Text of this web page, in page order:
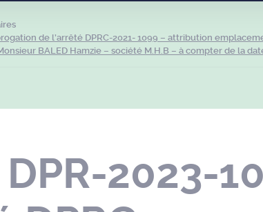
de l’arrêté DPRC-2021- 1099 – attribution
BALED Hamzie – société M.H.B – à compter de la
2023-